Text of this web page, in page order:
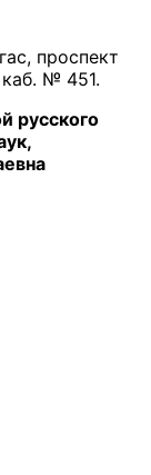
проспект
№ 451.
русского